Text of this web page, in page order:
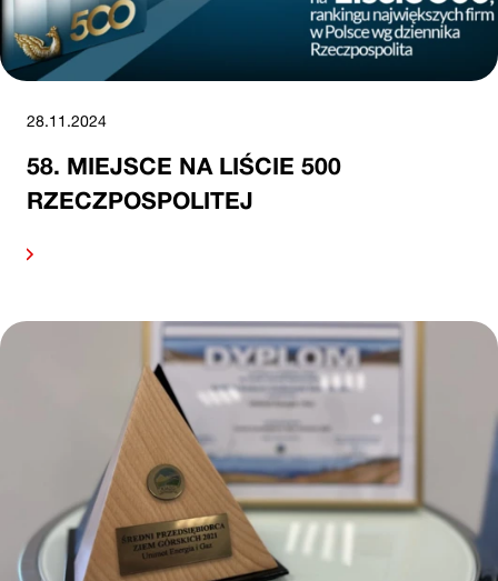
28.11.2024
58. MIEJSCE NA LIŚCIE 500
RZECZPOSPOLITEJ